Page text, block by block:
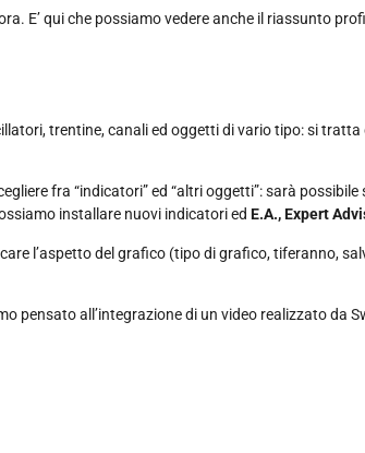
E’ qui che possiamo vedere anche il riassunto
trentine, canali ed oggetti di vario tipo: si
fra “indicatori” ed “altri oggetti”: sarà possibile
installare nuovi indicatori ed E.A., Expert
l’aspetto del grafico (tipo di grafico, tiferanno,
pensato all’integrazione di un video realizzato da